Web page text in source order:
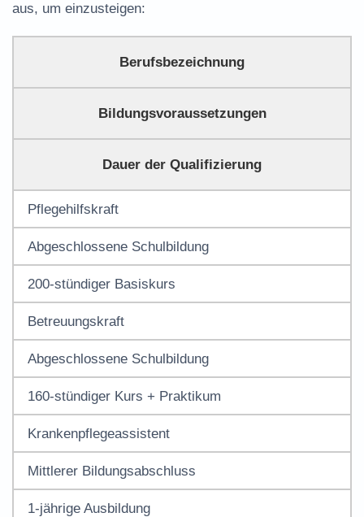
aus, um einzusteigen:
Berufsbezeichnung
Bildungsvoraussetzungen
Dauer der Qualifizierung
Pflegehilfskraft
Abgeschlossene Schulbildung
200-stündiger Basiskurs
Betreuungskraft
Abgeschlossene Schulbildung
160-stündiger Kurs + Praktikum
Krankenpflegeassistent
Mittlerer Bildungsabschluss
1-jährige Ausbildung